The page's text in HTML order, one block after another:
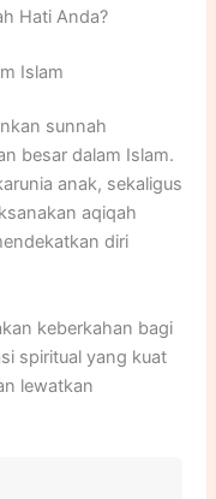
Hati Anda?
Islam
sunnah
besar dalam Islam.
anak, sekaligus
aqiqah
diri
keberkahan bagi
spiritual yang kuat
lewatkan